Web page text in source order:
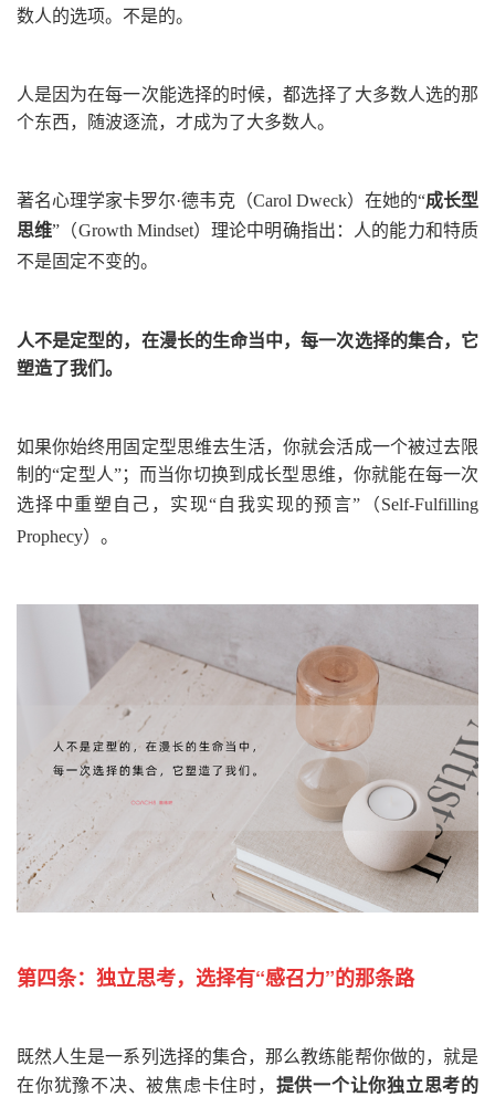
数人的选项。不是的。
人是因为在每一次能选择的时候，都选择了大多数人选的那
个东西，随波逐流，才成为了大多数人。
著名心理学家卡罗尔·德韦克（Carol Dweck） 在她的“成长型
思维” （Growth Mindset）理论中明确指出：人的能力和特质
不是固定不变的。
人不是定型的，在漫长的生命当中，每一次选择的集合，它
塑造了我们。
如果你始终用 固定型思维去生活，你就会活成一个被过去限
制的“定型人”；而当你切换到 成长型思维，你就能在每一次
选择中重塑自己，实现“自我实现的预言” （Self-Fulfilling
Prophecy） 。
第四条： 独立思考，选择有“感召力”的那条路
既然人生是一系列选择的集合，那么教练能帮你做的，就是
在你犹豫不决、被焦虑卡住时， 提供一个让你独立思考的